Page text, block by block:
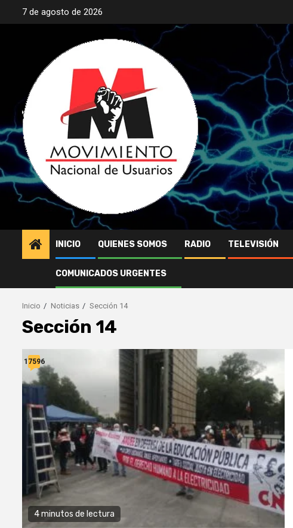
7 de agosto de 2026
INICIO QUIENES SOMOS RADIO TELEVISIÓN
COMUNICADOS URGENTES
Inicio Noticias Sección 14
Sección 14
4 minutos de lectura
17596